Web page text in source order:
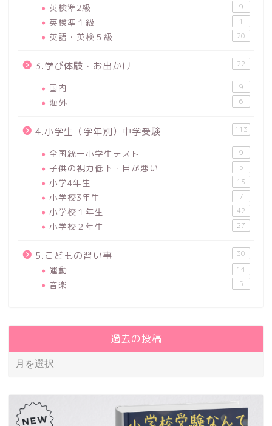
英検準2級 9
英検準１級 1
英語・英検５級 20
3.学び体験・お出かけ 22
国内 9
海外 6
4.小学生（学年別）中学受験 113
全国統一小学生テスト 9
子供の視力低下・目が悪い 5
小学4年生 13
小学校3年生 7
小学校１年生 42
小学校２年生 27
5.こどもの習い事 30
運動 14
音楽 5
過去の投稿